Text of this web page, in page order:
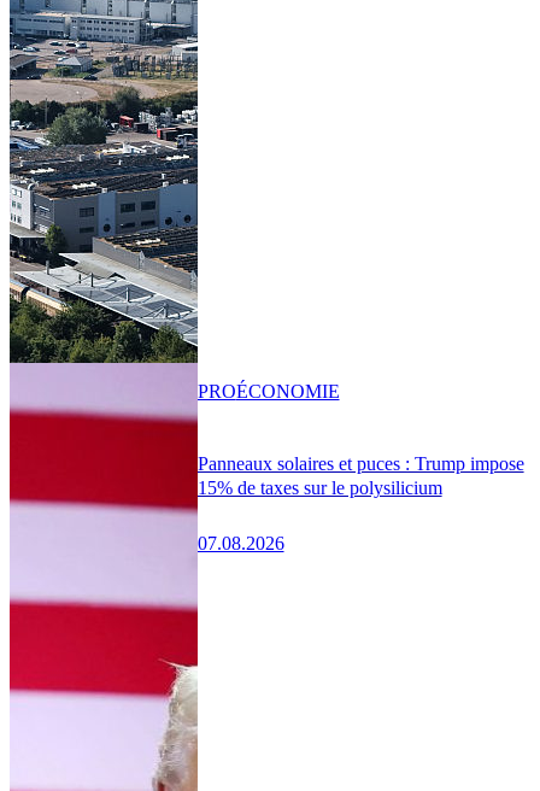
Panneaux solaires et puces : Trump impose
15% de taxes sur le polysilicium
07.08.2026
PROÉCONOMIE